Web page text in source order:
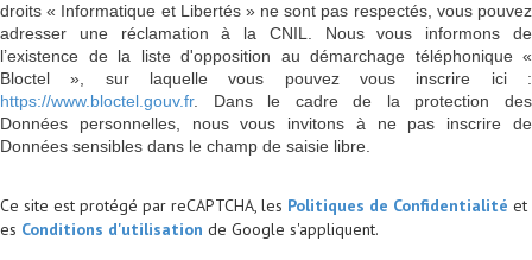
droits « Informatique et Libertés » ne sont pas respectés, vous pouvez
adresser une réclamation à la CNIL. Nous vous informons de
l’existence de la liste d'opposition au démarchage téléphonique «
Bloctel », sur laquelle vous pouvez vous inscrire ici :
https://www.bloctel.gouv.fr. Dans le cadre de la protection des
Données personnelles, nous vous invitons à ne pas inscrire de
Données sensibles dans le champ de saisie libre.
Ce site est protégé par reCAPTCHA, les Politiques de Confidentialité et
es Conditions d'utilisation de Google s'appliquent.